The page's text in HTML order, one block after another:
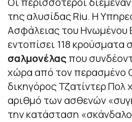
της αλυσίδας Riu. Η
Ασφάλειας του Ηνωμένου
εντοπίσει 118 κρούσματα
σαλμονέλαςπου
χώρα από τον περασμένο
δικηγόρος Τζατίντερ Πολ
αριθμό των ασθενών
την κατάσταση